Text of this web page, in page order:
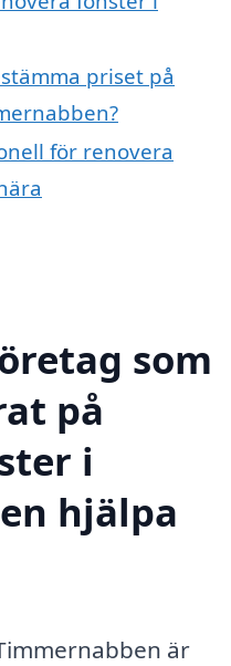
priset på
för renovera
som
på
i
hjälpa
är